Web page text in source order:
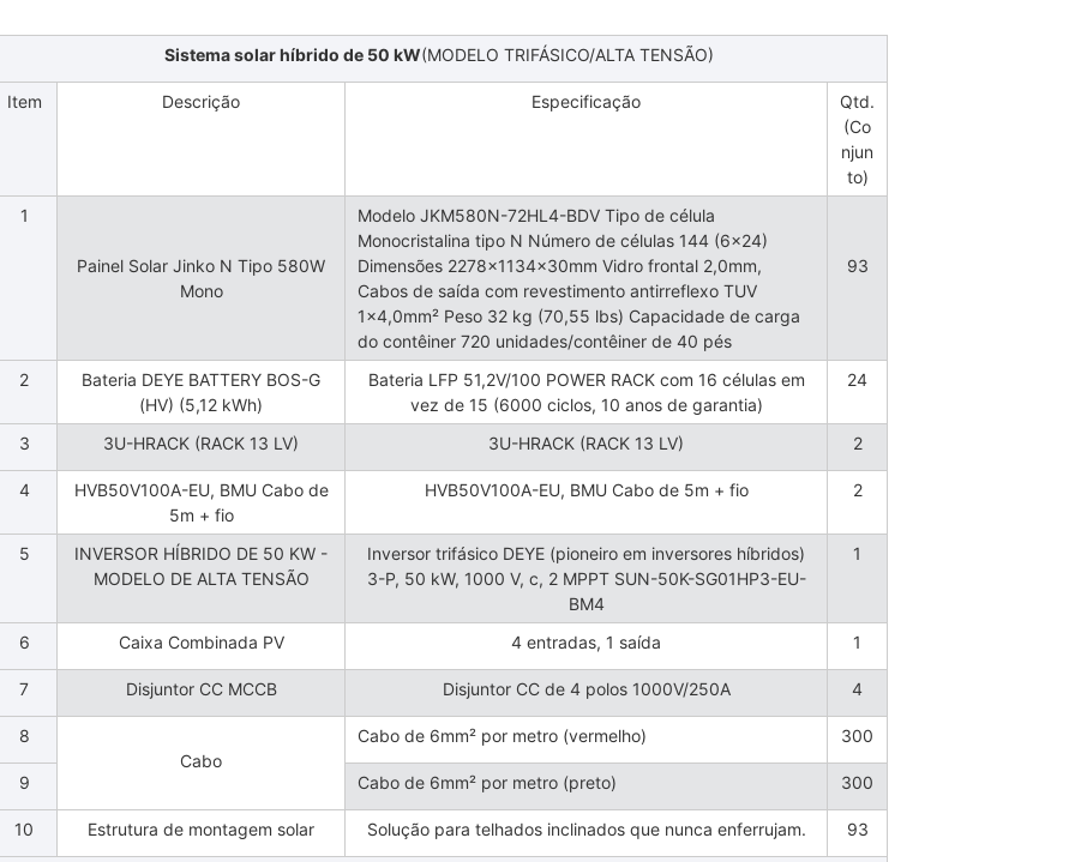
Sistema solar híbrido de 50 kW(MODELO TRIFÁSICO/ALTA TENSÃO)
Item Descrição Especificação
Qtd.
(Co
njun
to)
1
Painel Solar Jinko N Tipo 580W
Mono
Modelo JKM580N-72HL4-BDV Tipo de célula
Monocristalina tipo N Número de células 144 (6×24)
Dimensões 2278×1134×30mm Vidro frontal 2,0mm,
Cabos de saída com revestimento antirreflexo TUV
1×4,0mm² Peso 32 kg (70,55 lbs) Capacidade de carga
do contêiner 720 unidades/contêiner de 40 pés
93
2
Bateria DEYE BATTERY BOS-G
(HV) (5,12 kWh)
Bateria LFP 51,2V/100 POWER RACK com 16 células em
vez de 15 (6000 ciclos, 10 anos de garantia)
24
3 3U-HRACK (RACK 13 LV) 3U-HRACK (RACK 13 LV) 2
4
HVB50V100A-EU, BMU Cabo de
5m + fio
HVB50V100A-EU, BMU Cabo de 5m + fio 2
5
INVERSOR HÍBRIDO DE 50 KW -
MODELO DE ALTA TENSÃO
Inversor trifásico DEYE (pioneiro em inversores híbridos)
3-P, 50 kW, 1000 V, c, 2 MPPT SUN-50K-SG01HP3-EU-
BM4
1
6 Caixa Combinada PV 4 entradas, 1 saída 1
7 Disjuntor CC MCCB Disjuntor CC de 4 polos 1000V/250A 4
8
Cabo
Cabo de 6mm² por metro (vermelho) 300
9 Cabo de 6mm² por metro (preto) 300
10 Estrutura de montagem solar Solução para telhados inclinados que nunca enferrujam. 93